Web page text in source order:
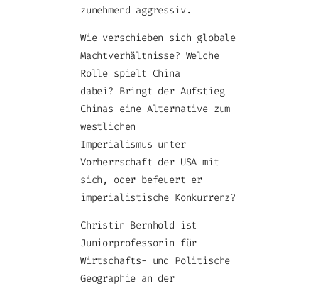
zunehmend aggressiv.
Wie verschieben sich globale
Machtverhältnisse? Welche
Rolle spielt China
dabei? Bringt der Aufstieg
Chinas eine Alternative zum
westlichen
Imperialismus unter
Vorherrschaft der USA mit
sich, oder befeuert er
imperialistische Konkurrenz?
Christin Bernhold ist
Juniorprofessorin für
Wirtschafts- und Politische
Geographie an der